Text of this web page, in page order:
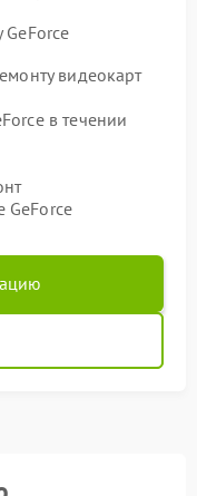
видеокарт
в течении
GeForce